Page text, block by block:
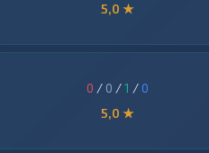
5,0 ★
0 / 0 /1 /0
5,0 ★